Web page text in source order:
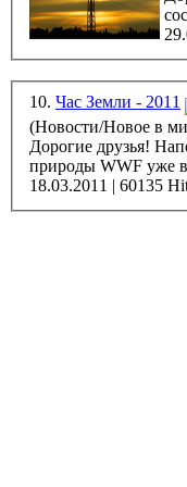
10. Час Земли - 2011
(Новости/Новое в
Дорогие друзья! Напоминаем вам о ставшей уже традиционной ежегодной международной акции "Час Земли". Проводит эту акцию всемирный фонд защиты дикой
природы WWF уже в